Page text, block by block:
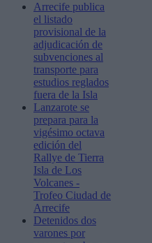
Arrecife publica
el listado
provisional de la
adjudicación de
subvenciones al
transporte para
estudios reglados
fuera de la Isla
Lanzarote se
prepara para la
vigésimo octava
edición del
Rallye de Tierra
Isla de Los
Volcanes -
Trofeo Ciudad de
Arrecife
Detenidos dos
varones por